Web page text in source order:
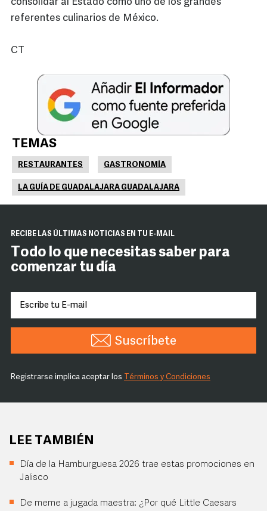
consolidar al Estado como uno de los grandes
referentes culinarios de México.
CT
TEMAS
RESTAURANTES GASTRONOMÍA
LA GUÍA DE GUADALAJARA GUADALAJARA
RECIBE LAS ÚLTIMAS NOTICIAS EN TU E-MAIL
Todo lo que necesitas saber para
comenzar tu día
Suscríbete
Registrarse implica aceptar los Términos y Condiciones
LEE TAMBIÉN
Día de la Hamburguesa 2026 trae estas promociones en
Jalisco
De meme a jugada maestra: ¿Por qué Little Caesars